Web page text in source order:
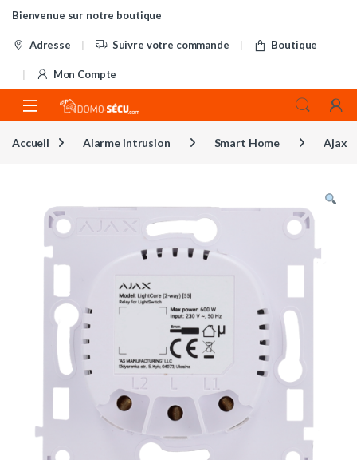
Skip to navigation
Skip to content
Bienvenue sur notre boutique
Adresse Suivre votre commande Boutique
Mon Compte
Accueil Alarme intrusion Smart Home Ajax